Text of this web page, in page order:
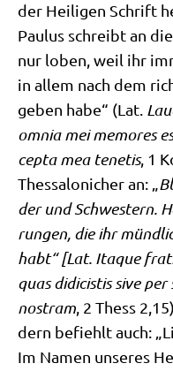
der Hei­li­gen Schrift
Pau­lus schreibt an
nur loben, weil ihr
in allem nach dem
ge­ben habe“ (Lat.
omnia mei memo­res
cep­ta mea ten­etis, 1
Thes­sa­lo­ni­cher an: „
der und Schwe­stern.
run­gen, die ihr
habt“ [Lat. Itaque
quas didi­cis­tis sive
nost­ram, 2 Thess
dern befiehlt auch:
Im Namen unse­res